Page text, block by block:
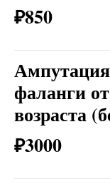
₽850
фаланги
возраста
₽3000